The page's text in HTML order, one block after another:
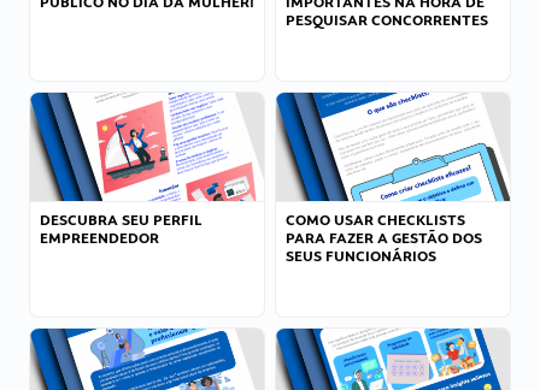
PESQUISAR CONCORRENTES
DESCUBRA SEU PERFIL
EMPREENDEDOR
COMO USAR CHECKLISTS
PARA FAZER A GESTÃO DOS
SEUS FUNCIONÁRIOS